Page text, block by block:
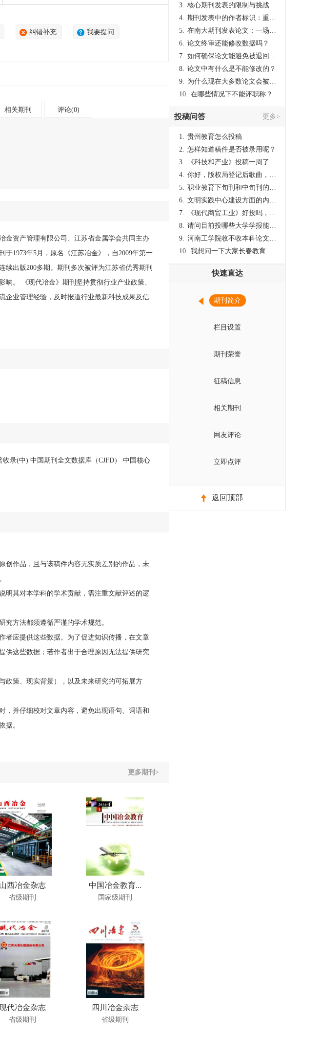
纠错补充 我要提问
相关期刊 评论(0)
金资产管理有限公司、江苏省金属学会共同主办
1973年5月，原名《江苏冶金》，自2009年第一
出版200多期。期刊多次被评为江苏省优秀期刊
。 《现代冶金》期刊坚持贯彻行业产业政策、
企业管理经验，及时报道行业最新科技成果及信
录(中) 中国期刊全文数据库（CJFD） 中国核心
创作品，且与该稿件内容无实质差别的作品，未
明其对本学科的学术贡献，需注重文献评述的逻
究方法都须遵循严谨的学术规范。
者应提供这些数据。为了促进知识传播，在文章
供这些数据；若作者出于合理原因无法提供研究
政策、现实背景），以及未来研究的可拓展方
，并仔细校对文章内容，避免出现语句、词语和
据。
更多期刊>
山西冶金杂志
省级期刊
中国冶金教育...
国家级期刊
代冶金杂志
省级期刊
四川冶金杂志
省级期刊
3. 核心期刊发表的限制与挑战
4. 期刊发表中的作者标识：重要性与实践
5. 在南大期刊发表论文：一场知识探索与学术成就的旅程
6. 论文终审还能修改数据吗？
7. 如何确保论文能避免被退回：关键条件与策略
8. 论文中有什么是不能修改的？
9. 为什么现在大多数论文会被评判为AI撰写？（深度剖析查重机制下的困境与出路）
10. 在哪些情况下不能评职称？
投稿问答 更多>
1. 贵州教育怎么投稿
2. 怎样知道稿件是否被录用呢？
3.
《科技和产业》投稿一周了仍是“已发回执”状态，这是什么意思？什么时候外审？
4. 你好，版权局登记后歌曲，这里能否发表
5. 职业教育下旬刊和中旬刊的国内刊号一样，他们有什么区别，两本刊物都是真的吗？
6. 文明实践中心建设方面的内容适合那种期刊
7.
《现代商贸工业》好投吗，版面费多少？
8. 请问目前投哪些大学学报能较快出刊啊
9. 河南工学院收不收本科论文呀？
10. 我想问一下大家长春教育学院学报是本科学报吗？
快速直达
期刊简介
栏目设置
期刊荣誉
征稿信息
相关期刊
网友评论
立即点评
返回顶部